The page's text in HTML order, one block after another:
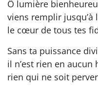
Ô lumière
viens remplir jusqu’à
le cœur de tous tes
Sans ta puissance
il n’est rien en aucun
rien qui ne soit